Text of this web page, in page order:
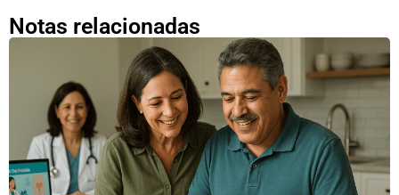
Notas relacionadas